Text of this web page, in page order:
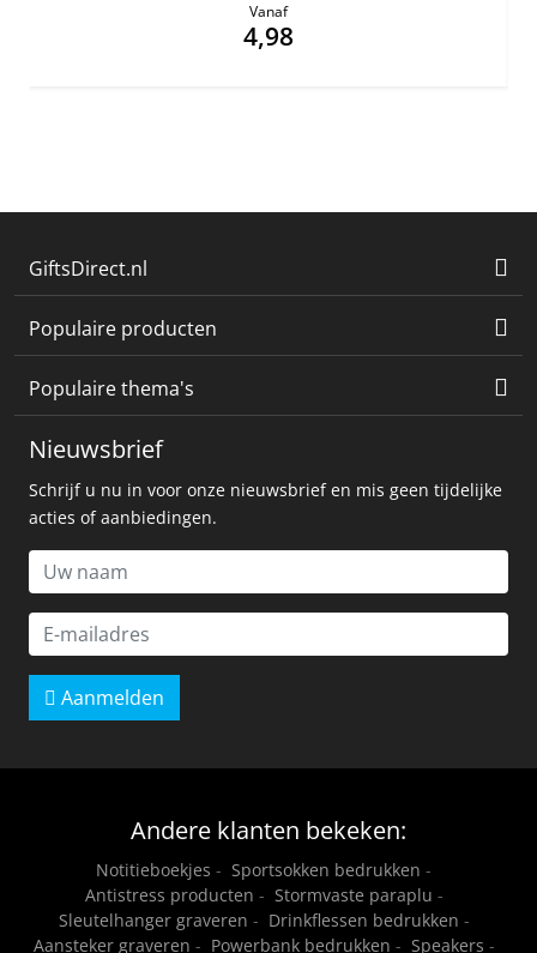
Vanaf
4,98
GiftsDirect.nl
Populaire producten
Populaire thema's
Nieuwsbrief
Schrijf u nu in voor onze nieuwsbrief en mis geen tijdelijke
acties of aanbiedingen.
Aanmelden
Andere klanten bekeken:
Notitieboekjes - Sportsokken bedrukken -
Antistress producten - Stormvaste paraplu -
Sleutelhanger graveren - Drinkflessen bedrukken -
Aansteker graveren - Powerbank bedrukken - Speakers -